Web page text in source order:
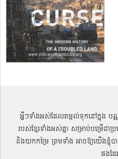
អ្វីៗទាំងអស់ដែលតម្កល់ទុកនៅក្នុង បណ្
របស់ខ្មែរទាំងអស់គ្នា សម្រាប់បម្រើ
និងយកកម្រៃ ព្រមទាំង អាចឱ្យយើងខ្
ផងដែ